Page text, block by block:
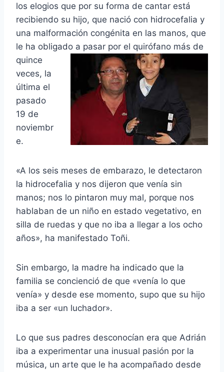
los elogios que por su forma de cantar está
recibiendo su hijo, que nació con hidrocefalia y
una malformación congénita en las manos, que
le ha obligado a pasar por el quirófano más de
quince
veces, la
última el
pasado
19 de
noviembr
e.
«A los seis meses de embarazo, le detectaron
la hidrocefalia y nos dijeron que venía sin
manos; nos lo pintaron muy mal, porque nos
hablaban de un niño en estado vegetativo, en
silla de ruedas y que no iba a llegar a los ocho
años», ha manifestado Toñi.
Sin embargo, la madre ha indicado que la
familia se concienció de que «venía lo que
venía» y desde ese momento, supo que su hijo
iba a ser «un luchador».
Lo que sus padres desconocían era que Adrián
iba a experimentar una inusual pasión por la
música, un arte que le ha acompañado desde